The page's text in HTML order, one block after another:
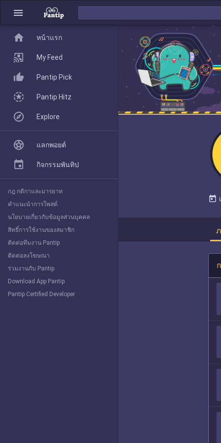
menu
today
home
Pantip Pick
Explore
home หน้าแรก
My Feed
Pantip Pick
Pantip Hitz
Explore
แลกพอยต์
กิจกรรมพันทิป
กฎ กติกาและมารยาท
คำแนะนำการโพสต์
นโยบายเกี่ยวกับข้อมูลส่วนบุคคล
สิทธิ์การใช้งานของสมาชิก
ติดต่อทีมงาน Pantip
ติดต่อลงโฆษณา
ร่วมงานกับ Pantip
Download App Pantip
Pantip Certified Developer